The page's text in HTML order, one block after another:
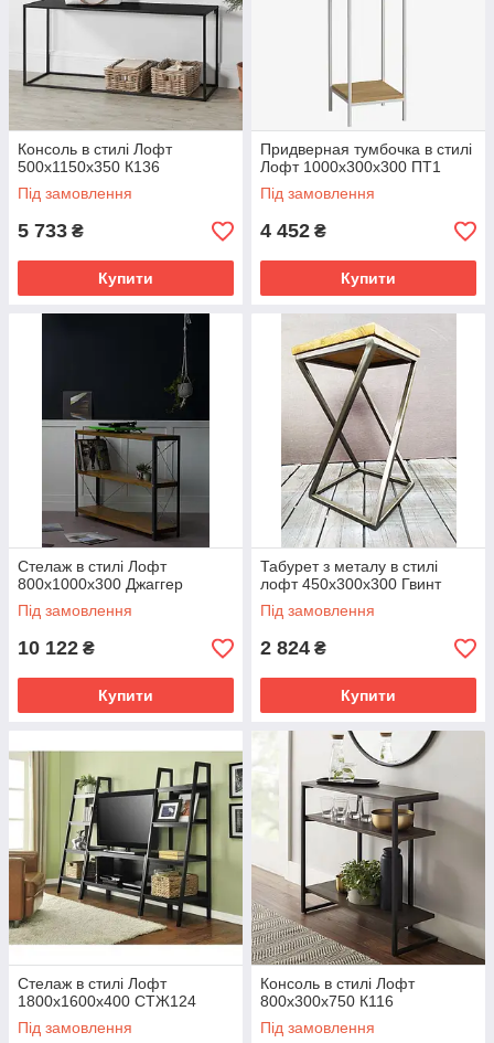
Консоль в стилі Лофт
500х1150х350 К136
Під замовлення
5 733 ₴
Купити
Придверная тумбочка в стилі
Лофт 1000х300х300 ПТ1
Під замовлення
4 452 ₴
Купити
Стелаж в стилі Лофт
800х1000х300 Джаггер
Під замовлення
10 122 ₴
Купити
Табурет з металу в стилі
лофт 450х300х300 Гвинт
Під замовлення
2 824 ₴
Купити
Стелаж в стилі Лофт
1800х1600х400 СТЖ124
Під замовлення
Консоль в стилі Лофт
800х300х750 К116
Під замовлення